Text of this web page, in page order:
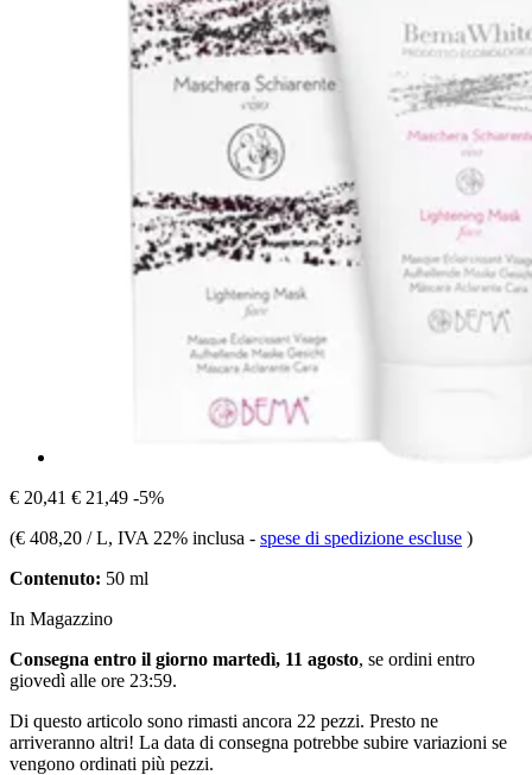
€ 20,41 € 21,49 -5%
(€ 408,20 / L, IVA 22% inclusa - spese di spedizione escluse )
Contenuto: 50 ml
In Magazzino
Consegna entro il giorno martedì, 11 agosto, se ordini entro
giovedì alle ore 23:59.
Di questo articolo sono rimasti ancora 22 pezzi. Presto ne
arriveranno altri! La data di consegna potrebbe subire variazioni se
vengono ordinati più pezzi.